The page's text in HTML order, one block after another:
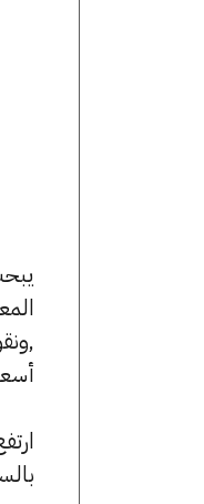
بالسعر